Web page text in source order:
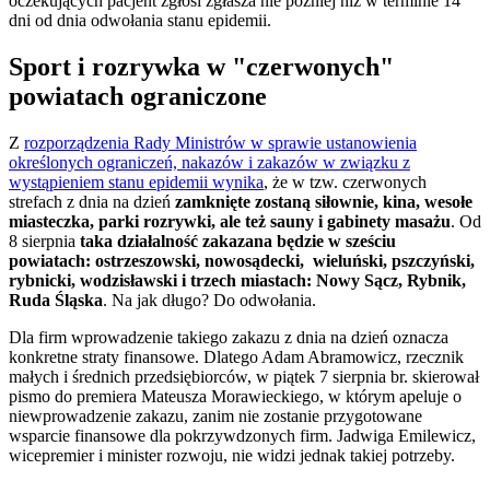
dni od dnia odwołania stanu epidemii.
Sport i rozrywka w "czerwonych"
powiatach ograniczone
Z rozporządzenia Rady Ministrów w sprawie ustanowienia
określonych ograniczeń, nakazów i zakazów w związku z
wystąpieniem stanu epidemii wynika, że w tzw. czerwonych
strefach z dnia na dzień zamknięte zostaną siłownie, kina, wesołe
miasteczka, parki rozrywki, ale też sauny i gabinety masażu. Od
8 sierpnia taka działalność zakazana będzie w sześciu
powiatach: ostrzeszowski, nowosądecki, wieluński, pszczyński,
rybnicki, wodzisławski i trzech miastach: Nowy Sącz, Rybnik,
Ruda Śląska. Na jak długo? Do odwołania.
Dla firm wprowadzenie takiego zakazu z dnia na dzień oznacza
konkretne straty finansowe. Dlatego Adam Abramowicz, rzecznik
małych i średnich przedsiębiorców, w piątek 7 sierpnia br. skierował
pismo do premiera Mateusza Morawieckiego, w którym apeluje o
niewprowadzenie zakazu, zanim nie zostanie przygotowane
wsparcie finansowe dla pokrzywdzonych firm. Jadwiga Emilewicz,
wicepremier i minister rozwoju, nie widzi jednak takiej potrzeby.